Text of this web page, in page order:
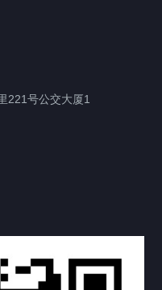
221号公交大厦1